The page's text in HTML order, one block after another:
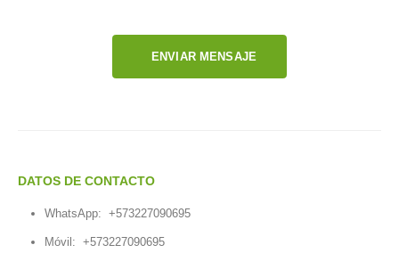
ENVIAR MENSAJE
DATOS DE CONTACTO
WhatsApp: +573227090695
Móvil: +573227090695